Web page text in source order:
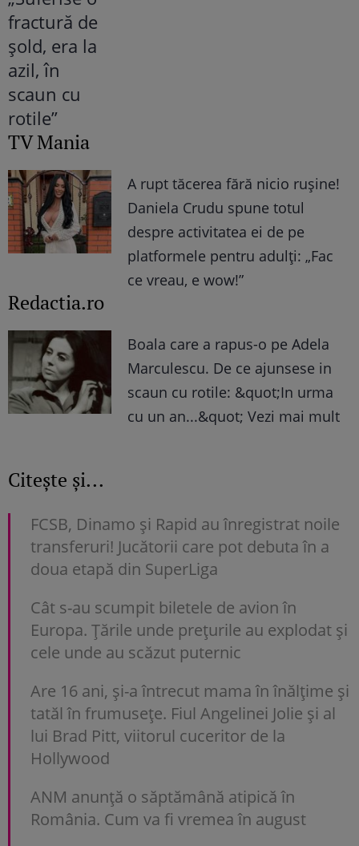
TV Mania
A rupt tăcerea fără nicio rușine!
Daniela Crudu spune totul
despre activitatea ei de pe
platformele pentru adulți: „Fac
ce vreau, e wow!”
Redactia.ro
Boala care a rapus-o pe Adela
Marculescu. De ce ajunsese in
scaun cu rotile: &quot;In urma
cu un an...&quot; Vezi mai mult
Citește și...
FCSB, Dinamo şi Rapid au înregistrat noile
transferuri! Jucătorii care pot debuta în a
doua etapă din SuperLiga
Cât s-au scumpit biletele de avion în
Europa. Țările unde prețurile au explodat și
cele unde au scăzut puternic
Are 16 ani, și-a întrecut mama în înălțime și
tatăl în frumusețe. Fiul Angelinei Jolie și al
lui Brad Pitt, viitorul cuceritor de la
Hollywood
ANM anunță o săptămână atipică în
România. Cum va fi vremea în august